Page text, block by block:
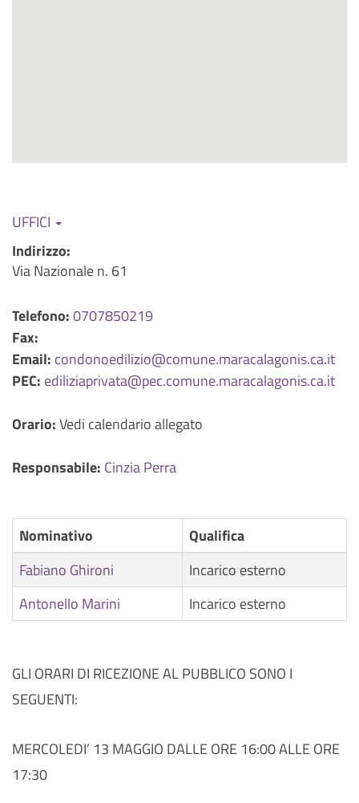
UFFICI
Indirizzo:
Via Nazionale n. 61
Telefono:0707850219
Fax:
Email: condonoedilizio@comune.maracalagonis.ca.it
PEC: ediliziaprivata@pec.comune.maracalagonis.ca.it
Orario:Vedi calendario allegato
Responsabile: Cinzia Perra
Nominativo
Qualifica
Fabiano Ghironi
Incarico esterno
Antonello Marini
Incarico esterno
GLI ORARI DI RICEZIONE AL PUBBLICO SONO I
SEGUENTI:
MERCOLEDI’ 13 MAGGIO DALLE ORE 16:00 ALLE ORE
17:30